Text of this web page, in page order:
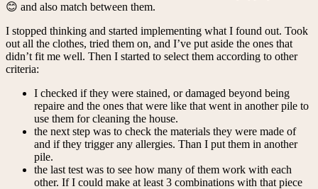
😊 and also match between them.
I stopped thinking and started implementing what I found out. Took
out all the clothes, tried them on, and I’ve put aside the ones that
didn’t fit me well. Then I started to select them according to other
criteria:
I checked if they were stained, or damaged beyond being
repaire and the ones that were like that went in another pile to
use them for cleaning the house.
the next step was to check the materials they were made of
and if they trigger any allergies. Than I put them in another
pile.
the last test was to see how many of them work with each
other. If I could make at least 3 combinations with that piece